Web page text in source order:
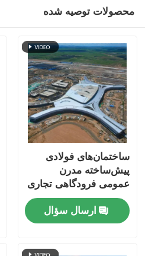
ساختمان عمومی فولاد
ساختار فولاد تجاری
سازه فولادی پیش ساخته
محصولات توصیه شده
ساختمان‌های فولادی
پیش‌ساخته مدرن
عمومی فرودگاهی تجاری
با چارچوب مدولار
ارسال سؤال